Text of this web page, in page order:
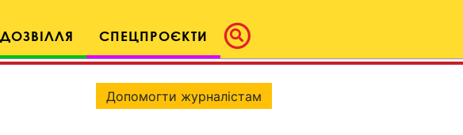
ДОЗВІЛЛЯ СПЕЦПРОЄКТИ
Допомогти журналістам